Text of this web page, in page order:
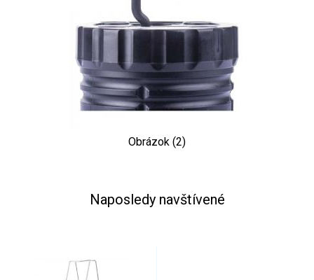
Obrázok (2)
Naposledy navštívené